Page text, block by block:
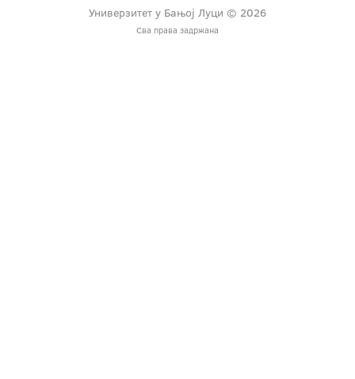
Универзитет у Бањој Луци © 2026
Сва права задржана